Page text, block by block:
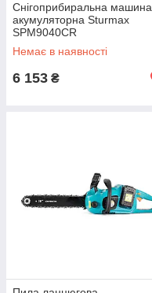
Снігоприбиральна машина
акумуляторна Sturmax
SPM9040CR
Немає в наявності
6 153 ₴